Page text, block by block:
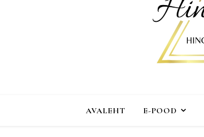
AVALEHT E-POOD